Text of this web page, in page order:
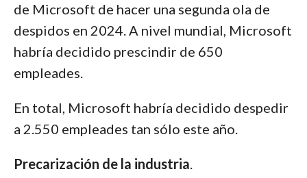
de Microsoft de hacer una segunda ola de
despidos en 2024. A nivel mundial, Microsoft
habría decidido prescindir de 650
empleades.
En total, Microsoft habría decidido despedir
a 2.550 empleades tan sólo este año.
Precarización de la industria.